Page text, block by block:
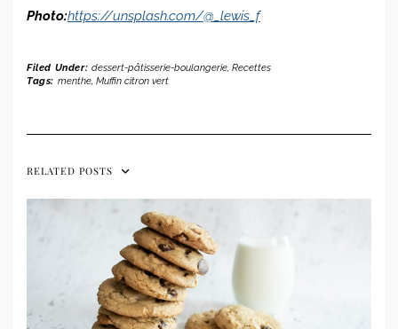
Photo:https://unsplash.com/@_lewis_f
Filed Under: dessert-pâtisserie-boulangerie, Recettes
Tags: menthe, Muffin citron vert
RELATED POSTS